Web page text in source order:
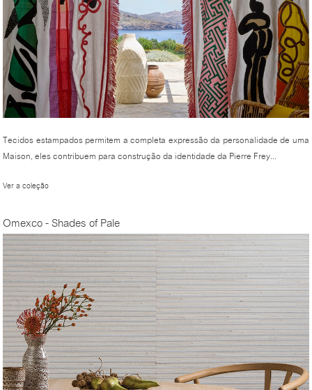
Tecidos estampados permitem a completa expressão da personalidade de uma
Maison, eles contribuem para construção da identidade da Pierre Frey...
Ver a coleção
Omexco - Shades of Pale